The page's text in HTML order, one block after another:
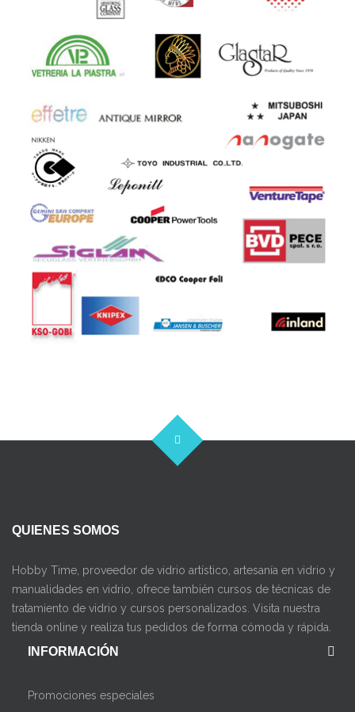
QUIENES SOMOS
Hobby Time, proveedor de vidrio artístico, artesanía en vidrio y
manualidades en vidrio, ofrece también cursos de técnicas de
tratamiento de vidrio y cursos personalizados. Visita nuestra
tienda online y realiza tus pedidos de forma cómoda y rápida.
INFORMACIÓN
Promociones especiales